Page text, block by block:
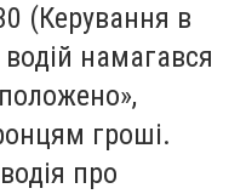
(Керування в
намагався
гроші.
про